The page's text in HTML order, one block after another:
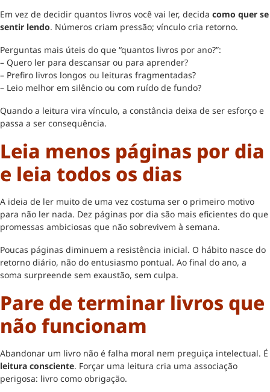
Em vez de decidir quantos livros você vai ler, decida como quer se
sentir lendo. Números criam pressão; vínculo cria retorno.
Perguntas mais úteis do que “quantos livros por ano?”:
– Quero ler para descansar ou para aprender?
– Prefiro livros longos ou leituras fragmentadas?
– Leio melhor em silêncio ou com ruído de fundo?
Quando a leitura vira vínculo, a constância deixa de ser esforço e
passa a ser consequência.
Leia menos páginas por dia
e leia todos os dias
A ideia de ler muito de uma vez costuma ser o primeiro motivo
para não ler nada. Dez páginas por dia são mais eficientes do que
promessas ambiciosas que não sobrevivem à semana.
Poucas páginas diminuem a resistência inicial. O hábito nasce do
retorno diário, não do entusiasmo pontual. Ao final do ano, a
soma surpreende sem exaustão, sem culpa.
Pare de terminar livros que
não funcionam
Abandonar um livro não é falha moral nem preguiça intelectual. É
leitura consciente. Forçar uma leitura cria uma associação
perigosa: livro como obrigação.